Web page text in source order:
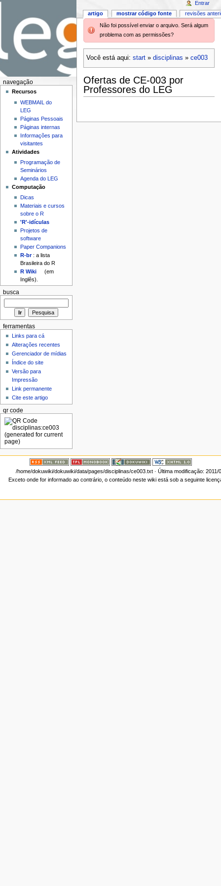
Não foi possível enviar o arquivo. Será algum
problema com as permissões?
Você está aqui: start» disciplinas » ce003
Ofertas de CE-003 por
Professores do LEG
artigo mostrar código fonte revisões
Entrar
navegação
Recursos
WEBMAIL do
LEG
Páginas Pessoais
Páginas internas
Informações para
visitantes
Atividades
Programação de
Seminários
Agenda do LEG
Computação
Dicas
Materiais e cursos
sobre o R
'R'-idículas
Projetos de
software
Paper Companions
R-br: a lista
Brasileira do R
R Wiki
(em
Inglês).
busca
ferramentas
Links para cá
Alterações recentes
Gerenciador de mídias
Índice do site
Versão para
Impressão
Link permanente
Cite este artigo
qr code
/home/dokuwiki/dokuwiki/data/pages/disciplinas/ce003.txt· Última modificação:
Exceto onde for informado ao contrário, o conteúdo neste wiki está sob a seguinte